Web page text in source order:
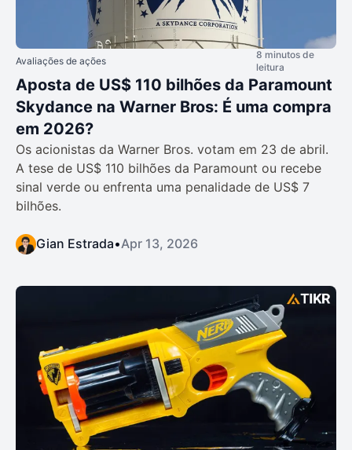
Avaliações de ações
8 minutos de
leitura
Aposta de US$ 110 bilhões da Paramount
Skydance na Warner Bros: É uma compra
em 2026?
Os acionistas da Warner Bros. votam em 23 de abril.
A tese de US$ 110 bilhões da Paramount ou recebe
sinal verde ou enfrenta uma penalidade de US$ 7
bilhões.
Gian Estrada•Apr 13, 2026